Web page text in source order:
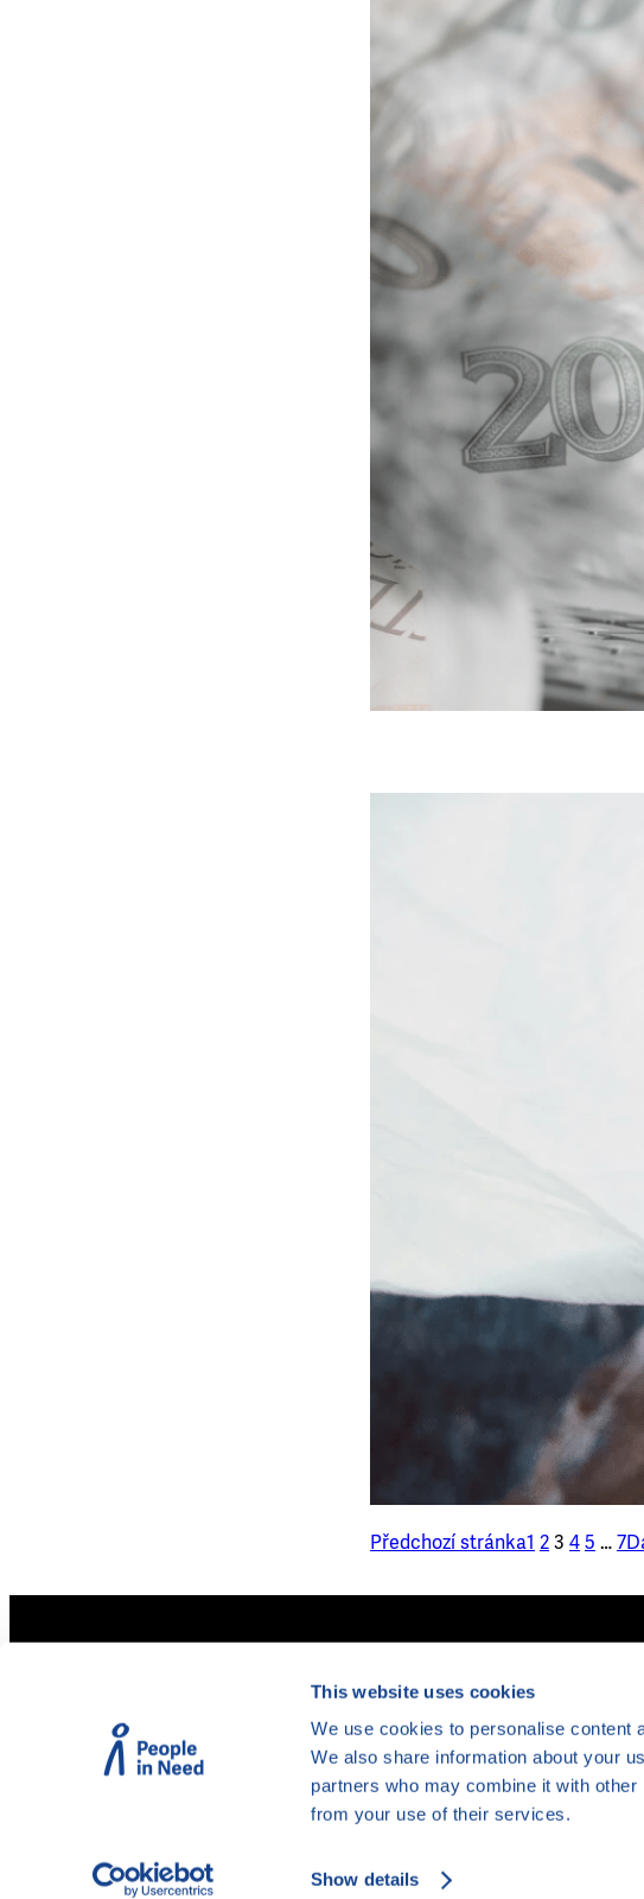
This website uses cookies
We use cookies to personalise content
We also share information about your
partners who may combine it with other
from your use of their services.
Show details
Předchozí stránka1 23 45 …7
Insolvenční rejstřík
Doložkomat